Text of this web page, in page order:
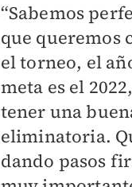
“Sabemos
que queremos
el torneo, el
meta es el
tener una
eliminatoria.
dando pasos